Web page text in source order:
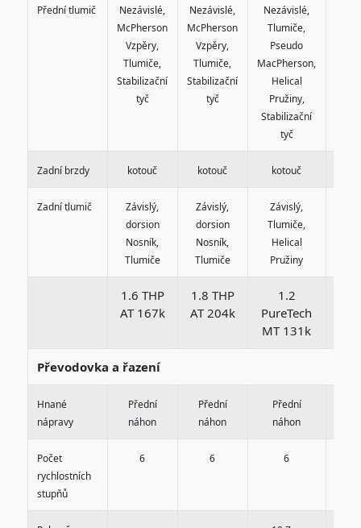
Přední tlumič
Nezávislé,
McPherson
Vzpěry,
Tlumiče,
Stabilizační
tyč
Nezávislé,
McPherson
Vzpěry,
Tlumiče,
Stabilizační
tyč
Nezávislé,
Tlumiče,
Pseudo
MacPherson,
Helical
Pružiny,
Stabilizační
tyč
Zadní brzdy kotouč kotouč kotouč
Zadní tlumič
Závislý,
dorsion
Nosník,
Tlumiče
Závislý,
dorsion
Nosník,
Tlumiče
Závislý,
Tlumiče,
Helical
Pružiny
1.6 THP
AT 167k
1.8 THP
AT 204k
1.2
PureTech
MT 131k
Převodovka a řazení
Hnané
nápravy
Přední
náhon
Přední
náhon
Přední
náhon
Počet
rychlostních
stupňů
6 6 6